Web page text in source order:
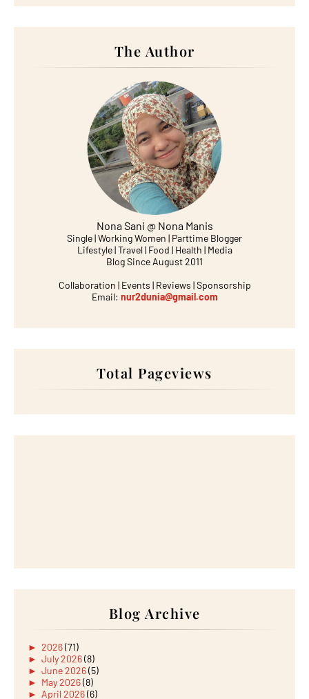
The Author
Nona Sani @ Nona Manis
Single | Working Women | Parttime Blogger
Lifestyle | Travel | Food | Health | Media
Blog Since August 2011
Collaboration | Events | Reviews | Sponsorship
Email: nur2dunia@gmail.com
Total Pageviews
Blog Archive
► 2026(71)
► July 2026(8)
► June 2026(5)
► May 2026(8)
► April 2026(6)